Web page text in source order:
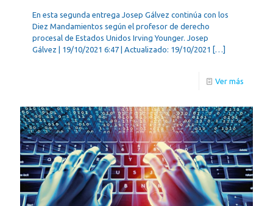
En esta segunda entrega Josep Gálvez continúa con los
Diez Mandamientos según el profesor de derecho
procesal de Estados Unidos Irving Younger. Josep
Gálvez | 19/10/2021 6:47 | Actualizado: 19/10/2021 […]
Ver más